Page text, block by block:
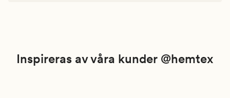
Inspireras av våra kunder @hemtex